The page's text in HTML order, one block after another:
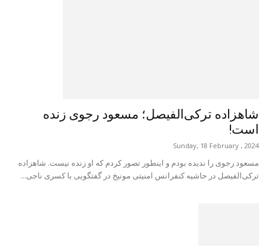
شاهزاده ترکی‌الفیصل؛ مسعود رجوی زنده
است!
Sunday, 18 February , 2024
مسعود رجوی را ندیده بودم و اینطور تصور کردم که او زنده نیست. شاهزاده
ترکی‌الفیصل در حاشیه کنفرانس امنیتی مونیخ در گفتگویی با کسری ناجی...